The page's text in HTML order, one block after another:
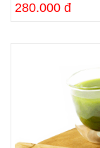
280.000 đ